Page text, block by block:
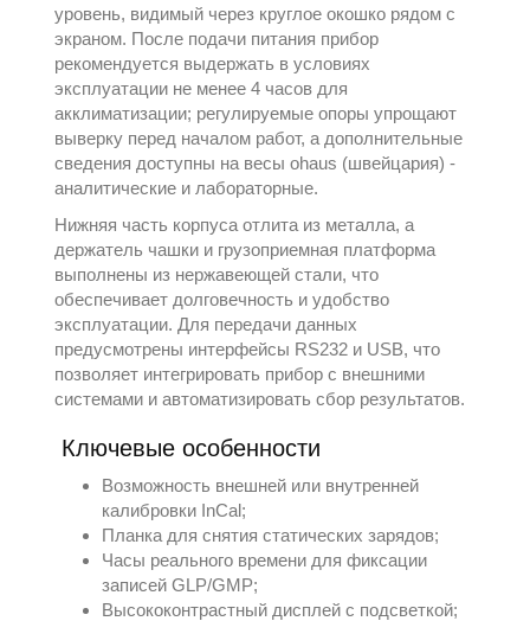
уровень, видимый через круглое окошко рядом с
экраном. После подачи питания прибор
рекомендуется выдержать в условиях
эксплуатации не менее 4 часов для
акклиматизации; регулируемые опоры упрощают
выверку перед началом работ, а дополнительные
сведения доступны на весы ohaus (швейцария) -
аналитические и лабораторные.
Нижняя часть корпуса отлита из металла, а
держатель чашки и грузоприемная платформа
выполнены из нержавеющей стали, что
обеспечивает долговечность и удобство
эксплуатации. Для передачи данных
предусмотрены интерфейсы RS232 и USB, что
позволяет интегрировать прибор с внешними
системами и автоматизировать сбор результатов.
Ключевые особенности
Возможность внешней или внутренней
калибровки InCal;
Планка для снятия статических зарядов;
Часы реального времени для фиксации
записей GLP/GMP;
Высококонтрастный дисплей с подсветкой;